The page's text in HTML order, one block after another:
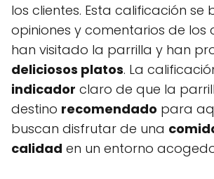
los clientes. Esta calificación se
opiniones y comentarios de los
han visitado la parrilla y han
deliciosos platos. La
indicador claro de que la
destino recomendado para
buscan disfrutar de una
calidad en un entorno